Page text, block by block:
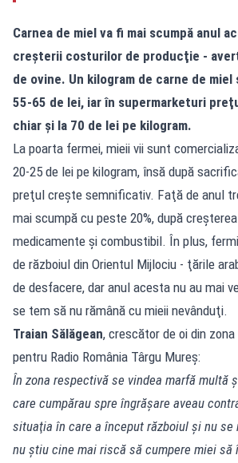
Carnea de miel va fi mai scumpă anul
creşterii costurilor de producţie -
de ovine. Un kilogram de carne de miel
55-65 de lei, iar în supermarketuri
chiar şi la 70 de lei pe kilogram.
La poarta fermei, mieii vii sunt
20-25 de lei pe kilogram, însă după
preţul creşte semnificativ. Faţă de anul
mai scumpă cu peste 20%, după
medicamente şi combustibil. În plus,
de războiul din Orientul Mijlociu - ţările
de desfacere, dar anul acesta nu au mai
se tem să nu rămână cu mieii nevânduţi.
Traian Sălăgean, crescător de oi din
pentru Radio România Târgu Mureş:
În zona respectivă se vindea marfă multă
care cumpărau spre îngrăşare aveau
situaţia în care a început războiul şi nu se
nu ştiu cine mai riscă să cumpere miei să